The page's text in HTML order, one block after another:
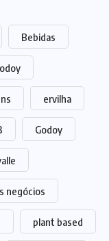
Bebidas
ervilha
Godoy
negócios
plant based